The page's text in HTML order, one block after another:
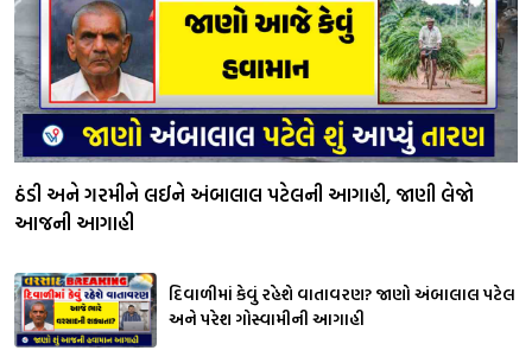
ઠંડી અને ગરમીને લઈને અંબાલાલ પટેલની આગાહી, જાણી લેજો
આજની આગાહી
દિવાળીમાં કેવું રહેશે વાતાવરણ? જાણો અંબાલાલ પટેલ
અને પરેશ ગોસ્વામીની આગાહી